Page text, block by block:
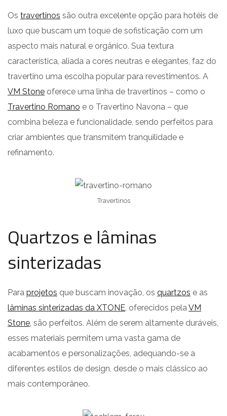
Os travertinos são outra excelente opção para hotéis de
luxo que buscam um toque de sofisticação com um
aspecto mais natural e orgânico. Sua textura
característica, aliada a cores neutras e elegantes, faz do
travertino uma escolha popular para revestimentos. A
VM Stone oferece uma linha de travertinos – como o
Travertino Romano e o Travertino Navona – que
combina beleza e funcionalidade, sendo perfeitos para
criar ambientes que transmitem tranquilidade e
refinamento.
Travertinos
Quartzos e lâminas
sinterizadas
Para projetos que buscam inovação, os quartzos e as
lâminas sinterizadas da XTONE , oferecidos pela VM
Stone , são perfeitos. Além de serem altamente duráveis,
esses materiais permitem uma vasta gama de
acabamentos e personalizações, adequando-se a
diferentes estilos de design, desde o mais clássico ao
mais contemporâneo.